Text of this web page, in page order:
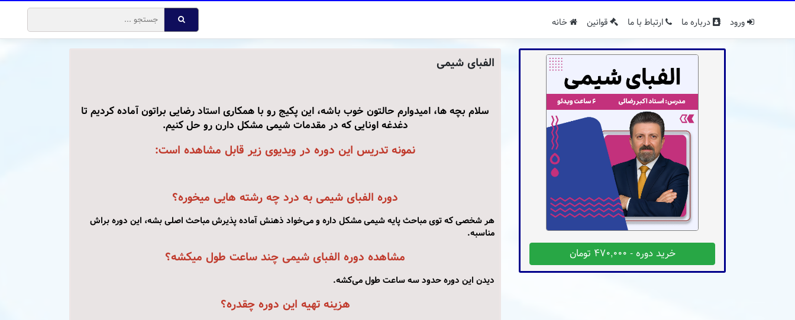
ورود درباره ما ارتباط با ما قوانین خانه
خرید دوره - 470,000 تومان
الفبای شیمی
سلام بچه ها، امیدوارم حالتون خوب باشه، این پکیج رو با همکاری استاد رضایی براتون آماده کردیم تا
دغدغه اونایی که در مقدمات شیمی مشکل دارن رو حل کنیم.
نمونه تدریس این دوره در ویدیوی زیر قابل مشاهده است:
دوره الفبای شیمی به درد چه رشته هایی میخوره؟
هر شخصی که توی مباحث پایه شیمی مشکل داره و می‌خواد ذهنش آماده پذیرش مباحث اصلی بشه، این دوره براش
مناسبه.
مشاهده دوره الفبای شیمی چند ساعت طول میکشه؟
دیدن این دوره حدود سه ساعت طول می‌کشه.
هزینه تهیه این دوره چقدره؟